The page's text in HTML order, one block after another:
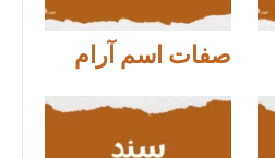
صفات اسم آرام